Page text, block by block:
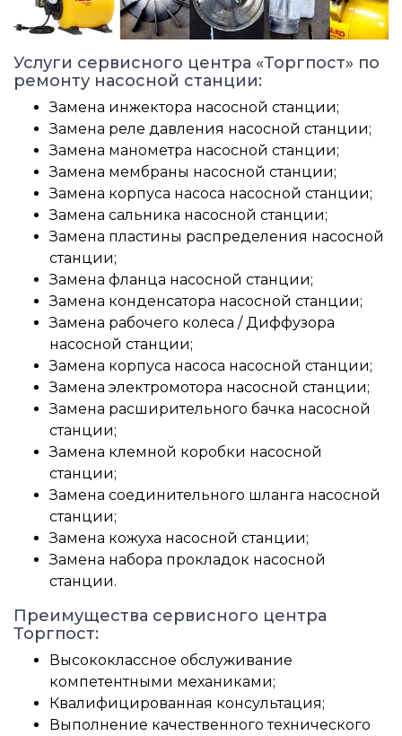
Услуги сервисного центра «Торгпост» по
ремонту насосной станции:
Замена инжектора насосной станции;
Замена реле давления насосной станции;
Замена манометра насосной станции;
Замена мембраны насосной станции;
Замена корпуса насоса насосной станции;
Замена сальника насосной станции;
Замена пластины распределения насосной
станции;
Замена фланца насосной станции;
Замена конденсатора насосной станции;
Замена рабочего колеса / Диффузора
насосной станции;
Замена корпуса насоса насосной станции;
Замена электромотора насосной станции;
Замена расширительного бачка насосной
станции;
Замена клемной коробки насосной
станции;
Замена соединительного шланга насосной
станции;
Замена кожуха насосной станции;
Замена набора прокладок насосной
станции.
Преимущества сервисного центра
Торгпост:
Высококлассное обслуживание
компетентными механиками;
Квалифицированная консультация;
Выполнение качественного технического